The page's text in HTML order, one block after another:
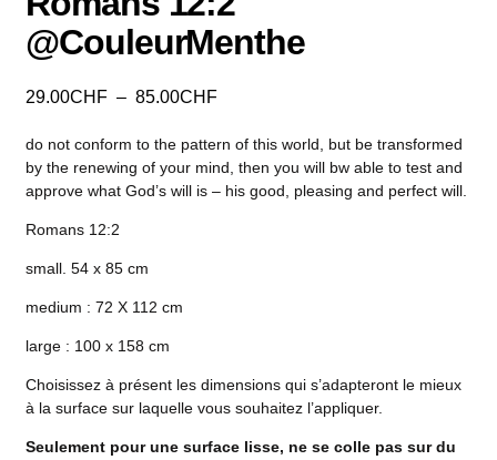
@CouleurMenthe
29.00CHF – 85.00CHF
do not conform to the pattern of this world, but be transformed
by the renewing of your mind, then you will bw able to test and
approve what God’s will is – his good, pleasing and perfect will.
Romans 12:2
small. 54 x 85 cm
medium : 72 X 112 cm
large : 100 x 158 cm
Choisissez à présent les dimensions qui s’adapteront le mieux
à la surface sur laquelle vous souhaitez l’appliquer.
Seulement pour une surface lisse, ne se colle pas sur du